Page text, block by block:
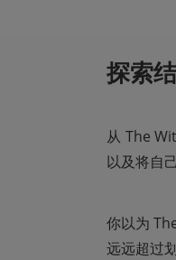
探索
从 The
以及将自
你以为
远远超过